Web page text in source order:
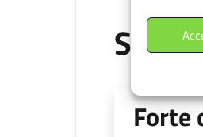
Forte